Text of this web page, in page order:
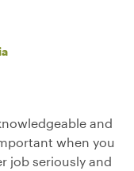
and
when you
job seriously and